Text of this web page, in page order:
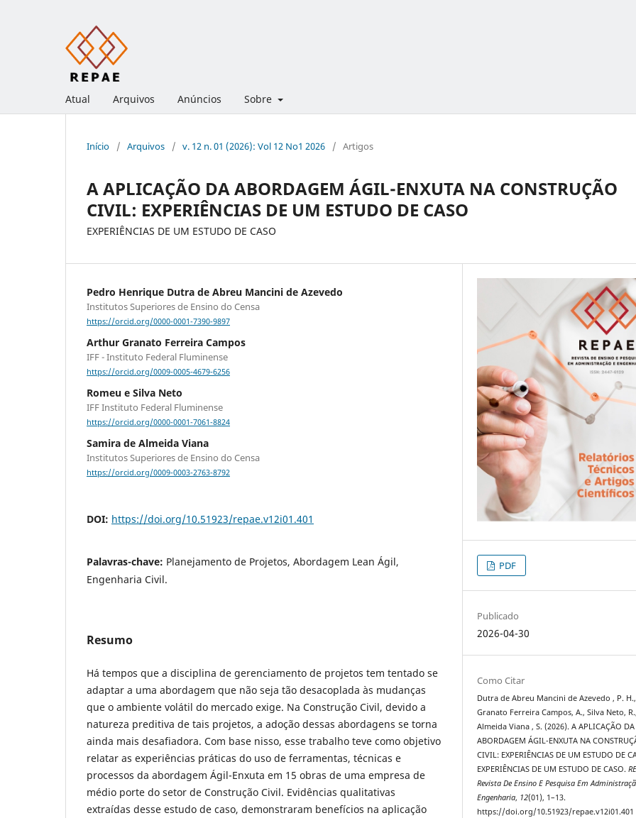
Atual Arquivos Anúncios Sobre
Início / Arquivos / v. 12 n. 01 (2026): Vol 12 No1 2026 / Artigos
A APLICAÇÃO DA ABORDAGEM ÁGIL-ENXUTA NA CONSTRUÇÃO
CIVIL: EXPERIÊNCIAS DE UM ESTUDO DE CASO
EXPERIÊNCIAS DE UM ESTUDO DE CASO
Pedro Henrique Dutra de Abreu Mancini de Azevedo
Institutos Superiores de Ensino do Censa
https://orcid.org/0000-0001-7390-9897
Arthur Granato Ferreira Campos
IFF - Instituto Federal Fluminense
https://orcid.org/0009-0005-4679-6256
Romeu e Silva Neto
IFF Instituto Federal Fluminense
https://orcid.org/0000-0001-7061-8824
Samira de Almeida Viana
Institutos Superiores de Ensino do Censa
https://orcid.org/0009-0003-2763-8792
DOI: https://doi.org/10.51923/repae.v12i01.401
Palavras-chave: Planejamento de Projetos, Abordagem Lean Ágil,
Engenharia Civil.
Resumo
Há tempos que a disciplina de gerenciamento de projetos tem tentado se
adaptar a uma abordagem que não seja tão desacoplada às mudanças
que o ambiente volátil do mercado exige. Na Construção Civil, devido a
natureza preditiva de tais projetos, a adoção dessas abordagens se torna
ainda mais desafiadora. Com base nisso, esse trabalho teve como objetivo
relatar as experiências práticas do uso de ferramentas, técnicas e
processos da abordagem Ágil-Enxuta em 15 obras de uma empresa de
médio porte do setor de Construção Civil. Evidências qualitativas
extraídas desse estudo de caso, demonstraram benefícios na aplicação
PDF
Publicado
2026-04-30
Como Citar
Dutra de Abreu Mancini de Azevedo , P. H.,
Granato Ferreira Campos, A., Silva Neto,
Almeida Viana , S. (2026). A APLICAÇÃO DA
ABORDAGEM ÁGIL-ENXUTA NA
CIVIL: EXPERIÊNCIAS DE UM ESTUDO DE
EXPERIÊNCIAS DE UM ESTUDO DE CASO.
Revista De Ensino E Pesquisa Em
Engenharia, 12(01), 1–13.
https://doi.org/10.51923/repae.v12i01.401